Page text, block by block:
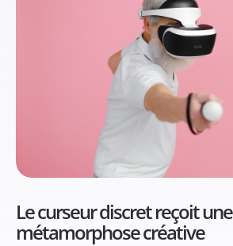
Le curseur discret reçoit une
métamorphose créative